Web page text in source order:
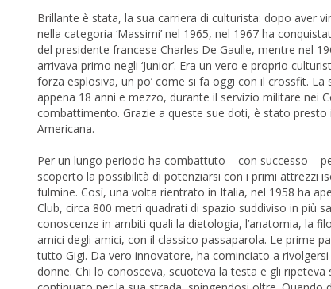
Brillante è stata, la sua carriera di culturista: dopo aver
nella categoria ‘Massimi’ nel 1965, nel 1967 ha
del presidente francese Charles De Gaulle, mentre nel
arrivava primo negli ‘Junior’. Era un vero e proprio
forza esplosiva, un po’ come si fa oggi con il crossfit.
appena 18 anni e mezzo, durante il servizio militare nei
combattimento. Grazie a queste sue doti, è stato
Americana.
Per un lungo periodo ha combattuto – con successo –
scoperto la possibilità di potenziarsi con i primi attrezzi
fulmine. Così, una volta rientrato in Italia, nel 1958 ha
Club, circa 800 metri quadrati di spazio suddiviso in più
conoscenze in ambiti quali la dietologia, l’anatomia, la
amici degli amici, con il classico passaparola. Le prime
tutto Gigi. Da vero innovatore, ha cominciato a
donne. Chi lo conosceva, scuoteva la testa e gli